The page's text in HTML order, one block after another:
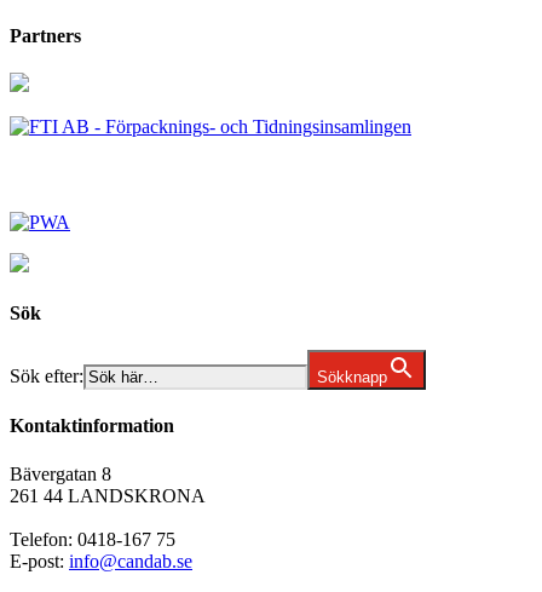
Partners
Sök
Sök efter: Sökknapp
Kontaktinformation
Bävergatan 8
261 44 LANDSKRONA
Telefon: 0418-167 75
E-post: info@candab.se